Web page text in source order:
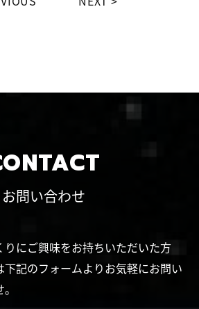
お問い合わせ
にご興味をお持ちいただいた方
記のフォームよりお気軽にお問い